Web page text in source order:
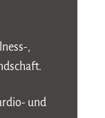
,
und